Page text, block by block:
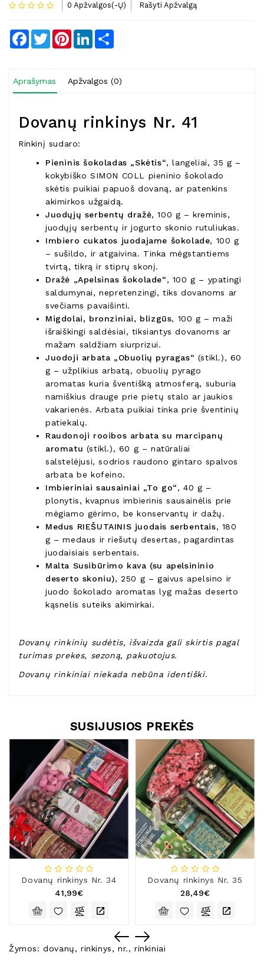
0 Apžvalgos(-Ų) Rašyti Apžvalgą
Facebook
TwitterPinterestLinkedIn
Aprašymas Apžvalgos (0)
Dovanų rinkinys Nr. 41
Rinkinį sudaro:
Pieninis šokoladas „Skėtis“, langeliai, 35 g –
kokybiško SIMON COLL pieninio šokolado
skėtis puikiai papuoš dovaną, ar patenkins
akimirkos užgaidą.
Juodųjų serbentų dražė, 100 g – kreminis,
juodųjų serbentų ir jogurto skonio rutuliukas.
Imbiero cukatos juodajame šokolade, 100 g
– sušildo, ir atgaivina. Tinka mėgstantiems
tvirtą, tikrą ir stiprų skonį.
Dražė „Apelsinas šokolade“, 100 g – ypatingi
saldumynai, nepretenzingi, tiks dovanoms ar
svečiams pavaišinti.
Migdolai, bronziniai, blizgūs, 100 g – maži
išraiškingi saldėsiai, tiksiantys dovanoms ar
mažam saldžiam siurprizui.
Juodoji arbata „Obuolių pyragas“ (stikl.), 60
g – užplikius arbatą, obuolių pyrago
aromatas kuria šventišką atmosferą, suburia
namiškius drauge prie pietų stalo ar jaukios
vakarienės. Arbata puikiai tinka prie šventinių
patiekalų.
Raudonoji rooibos arbata su marcipanų
aromatu (stikl.), 60 g – natūraliai
salstelėjusi, sodrios raudono gintaro spalvos
arbata be kofeino.
Imbieriniai sausainiai „To go“, 40 g –
plonytis, kvapnus imbierinis sausainėlis prie
mėgiamo gėrimo, be konservantų ir dažų.
Medus RIEŠUTAINIS juodais serbentais, 180
g – medaus ir riešutų desertas, pagardintas
juodaisiais serbentais.
Malta Susibūrimo kava (su apelsininio
deserto skoniu), 250 g – gaivus apelsino ir
juodo šokolado aromatas lyg mažas deserto
kąsnelis suteiks akimirkai.
Dovanų rinkinių sudėtis, išvaizda gali skirtis pagal
turimas prekes, sezoną, pakuotojus.
Dovanų rinkiniai niekada nebūna identiški.
SUSIJUSIOS PREKĖS
Dovanų rinkinys Nr. 34
41,99€
Dovanų rinkinys Nr. 35
28,49€
Žymos:dovanų,rinkinys,nr.,rinkiniai